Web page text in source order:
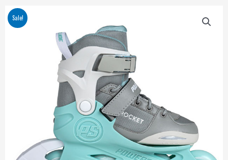
Sale!